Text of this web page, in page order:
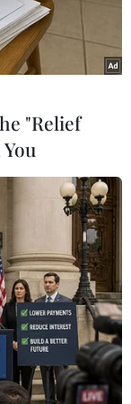
phát)
cứu hộ cứu
thi thể học
phận thôn
"Relief